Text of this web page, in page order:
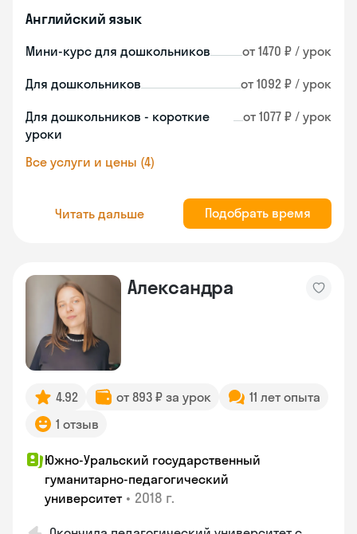
Английский язык
Мини-курс для дошкольников от 1470 ₽ / урок
Для дошкольников от 1092 ₽ / урок
Для дошкольников - короткие
уроки
от 1077 ₽ / урок
Все услуги и цены (4)
Читать дальше Подобрать время
Александра
4.92 от 893 ₽ за урок
11 лет опыта
1 отзыв
Южно-Уральский государственный
гуманитарно-педагогический
университет • 2018 г.